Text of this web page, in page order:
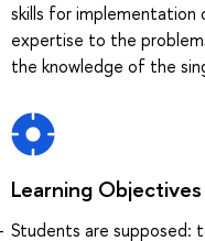
skills for implementation
expertise to the
the knowledge of the
Learning Objectives
Students are supposed: